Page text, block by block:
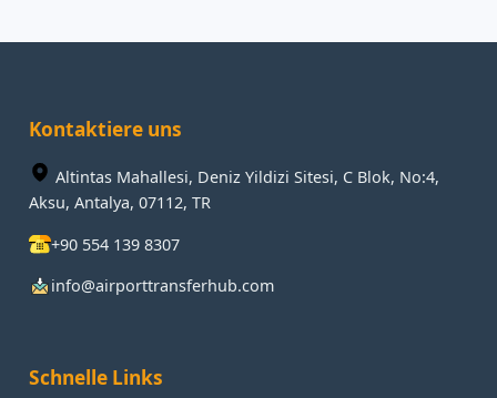
Kontaktiere uns
Altintas Mahallesi, Deniz Yildizi Sitesi, C Blok, No:4,
Aksu, Antalya, 07112, TR
+90 554 139 8307
info@airporttransferhub.com
Schnelle Links